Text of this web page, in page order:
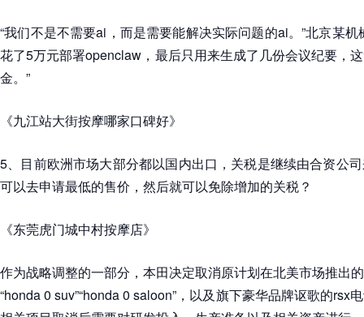
“我们不是不需要ai，而是需要能解决实际问题的ai。”北京某
花了5万元部署openclaw，最后只用来生成了几份会议纪要，
金。”
《九江站大街按摩哪家口碑好》
5、目前欧洲市场大部分都以国内出口，关税是继续由合资公
可以去申请最低的售价，然后就可以免除增加的关税？
《东莞虎门城中村按摩店》
作为战略调整的一部分，本田决定取消原计划在北美市场推出
“honda 0 suv”“honda 0 saloon”，以及旗下豪华品牌讴歌的rsx